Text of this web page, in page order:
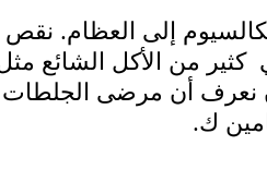
إلى العظام. نقص
كثير من الأكل الشائع
نعرف أن مرضى الجلطات
ك.